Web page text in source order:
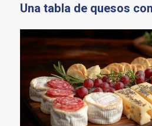
Una tabla de quesos